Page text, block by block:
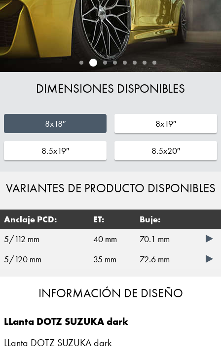
DIMENSIONES DISPONIBLES
8x18″ 8x19″
8.5x19″ 8.5x20″
VARIANTES DE PRODUCTO DISPONIBLES
Anclaje PCD: ET:
Buje:
5/112 mm
40 mm
70.1 mm
5/120 mm
35 mm 72.6 mm
INFORMACIÓN DE DISEÑO
LLanta DOTZ SUZUKA dark
LLanta DOTZ SUZUKA dark